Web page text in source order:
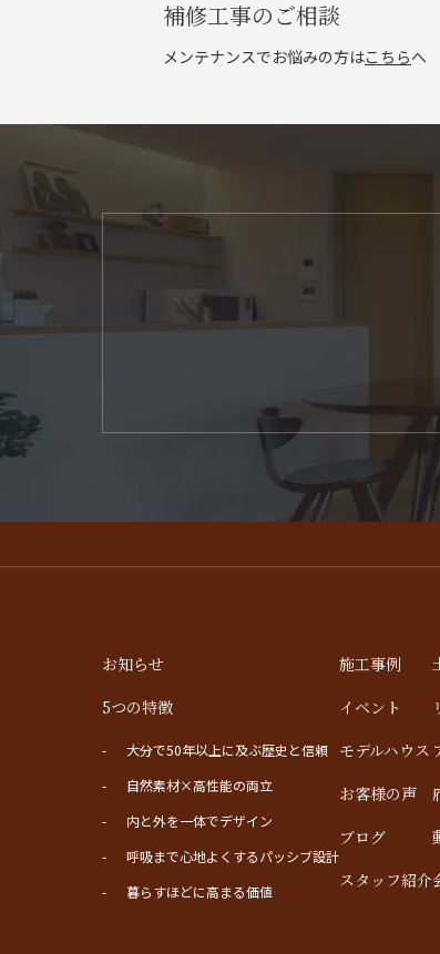
補修工事のご相談
メンテナンスでお悩みの方はこちらへ
お知らせ
5つの特徴
大分で50年以上に及ぶ歴史と信頼
自然素材×高性能の両立
内と外を一体でデザイン
呼吸まで心地よくするパッシブ設計
暮らすほどに高まる価値
施工事例
イベント
モデルハウス
お客様の声
ブログ
スタッフ紹介